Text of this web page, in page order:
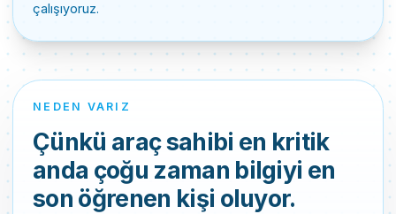
çalışıyoruz.
NEDEN VARIZ
Çünkü araç sahibi en kritik
anda çoğu zaman bilgiyi en
son öğrenen kişi oluyor.